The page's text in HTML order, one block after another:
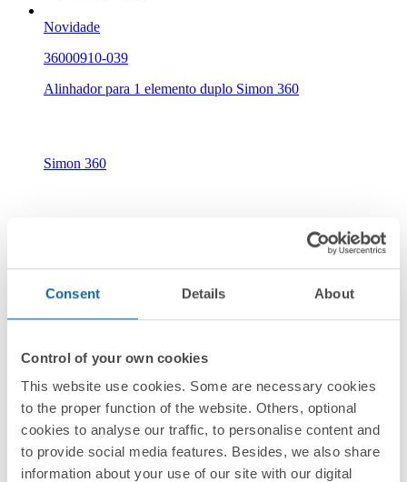
Consent Details About
Control of your own cookies
This website use cookies. Some are necessary cookies
to the proper function of the website. Others, optional
cookies to analyse our traffic, to personalise content and
to provide social media features. Besides, we also share
information about your use of our site with our digital
Novidade
36000910-039
Alinhador para 1 elemento duplo Simon 360
Simon 360
Novidade
Simon 360